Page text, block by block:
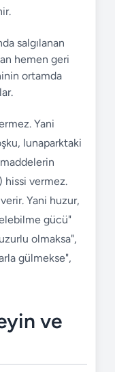
salgılanan
hemen geri
ortamda
Yani
lunaparktaki
hissi vermez.
Yani huzur,
gücü"
olmaksa",
gülmekse",
ve